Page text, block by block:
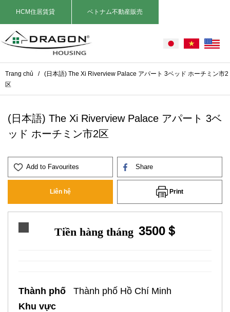
HCM住居賃貸 ベトナム不動産販売
Trang chủ /
(日本語) The Xi Riverview Palace アパート 3ベッド ホーチミン市2
区
(日本語) The Xi Riverview Palace アパート 3ベ
ッド ホーチミン市2区
Add to Favourites Share
Liên hệ Print
Tiền hàng tháng 3500＄
Thành phố
Thành phố Hồ Chí Minh
Khu vực